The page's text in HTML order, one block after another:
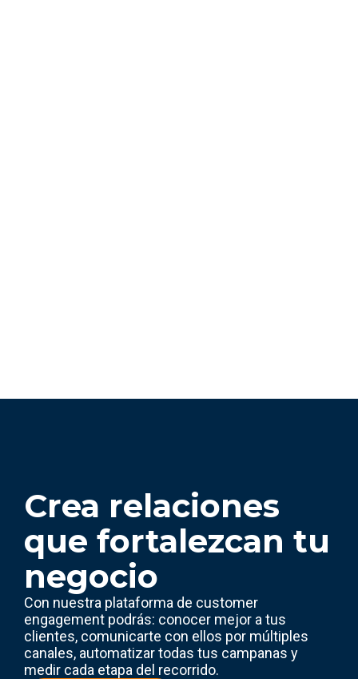
Crea relaciones
que fortalezcan tu
negocio
Con nuestra plataforma de customer
engagement podrás: conocer mejor a tus
clientes, comunicarte con ellos por múltiples
canales, automatizar todas tus campanas y
medir cada etapa del recorrido.